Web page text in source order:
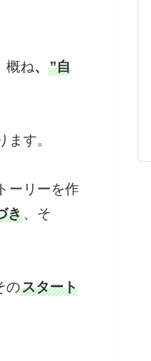
概ね、 ”自
ます。
ーリーを作
き、そ
のスタート